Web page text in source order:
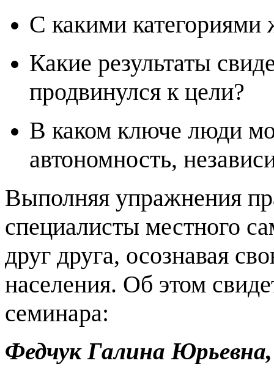
С какими категориями
Какие результаты
продвинулся к цели?
В каком ключе люди
автономность,
Выполняя упражнения
специалисты местного
друг друга, осознавая
населения. Об этом
семинара:
Федчук Галина Юрьевна,